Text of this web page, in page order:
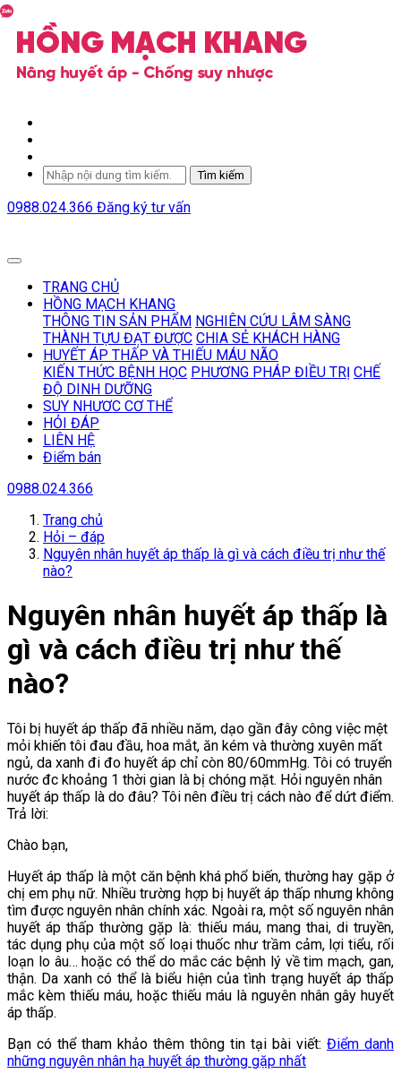
Tìm kiếm
0988.024.366 Đăng ký tư vấn
TRANG CHỦ
HỒNG MẠCH KHANG
THÔNG TIN SẢN PHẨM NGHIÊN CỨU LÂM SÀNG
THÀNH TỰU ĐẠT ĐƯỢC CHIA SẺ KHÁCH HÀNG
HUYẾT ÁP THẤP VÀ THIẾU MÁU NÃO
KIẾN THỨC BỆNH HỌC PHƯƠNG PHÁP ĐIỀU TRỊ CHẾ
ĐỘ DINH DƯỠNG
SUY NHƯƠC CƠ THỂ
HỎI ĐÁP
LIÊN HỆ
Điểm bán
0988.024.366
Trang chủ
Hỏi – đáp
Nguyên nhân huyết áp thấp là gì và cách điều trị như thế
nào?
Nguyên nhân huyết áp thấp là
gì và cách điều trị như thế
nào?
Tôi bị huyết áp thấp đã nhiều năm, dạo gần đây công việc mệt
mỏi khiến tôi đau đầu, hoa mắt, ăn kém và thường xuyên mất
ngủ, da xanh đi đo huyết áp chỉ còn 80/60mmHg. Tôi có truyển
nước đc khoảng 1 thời gian là bị chóng mặt. Hỏi nguyên nhân
huyết áp thấp là do đâu? Tôi nên điều trị cách nào để dứt điểm.
Trả lời:
Chào bạn,
Huyết áp thấp là một căn bệnh khá phổ biến, thường hay gặp ở
chị em phụ nữ. Nhiều trường hợp bị huyết áp thấp nhưng không
tìm được nguyên nhân chính xác. Ngoài ra, một số nguyên nhân
huyết áp thấp thường gặp là: thiếu máu, mang thai, di truyền,
tác dụng phụ của một số loại thuốc như trầm cảm, lợi tiểu, rối
loạn lo âu… hoặc có thể do mắc các bệnh lý về tim mạch, gan,
thận. Da xanh có thể là biểu hiện của tình trạng huyết áp thấp
mắc kèm thiếu máu, hoặc thiếu máu là nguyên nhân gây huyết
áp thấp.
Bạn có thể tham khảo thêm thông tin tại bài viết: Điểm danh
những nguyên nhân hạ huyết áp thường gặp nhất